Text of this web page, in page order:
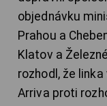
objednávku
Prahou a
Klatov a
rozhodl, že
Arriva proti